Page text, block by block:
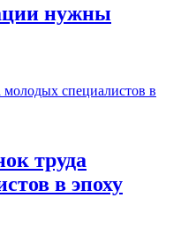
нужны
труда
в эпоху